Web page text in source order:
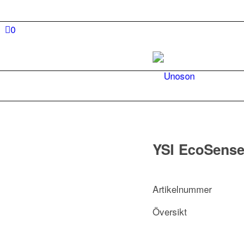
0
YSI
Artikelnummer
Översikt